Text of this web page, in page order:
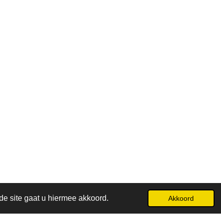
site gaat u hiermee akkoord. Akkoord
Powered byJouwWeb